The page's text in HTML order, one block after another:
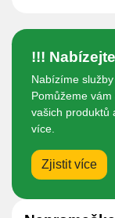
!!!
Nabízíme
Pomůžeme
vašich produktů
více.
Zjistit více